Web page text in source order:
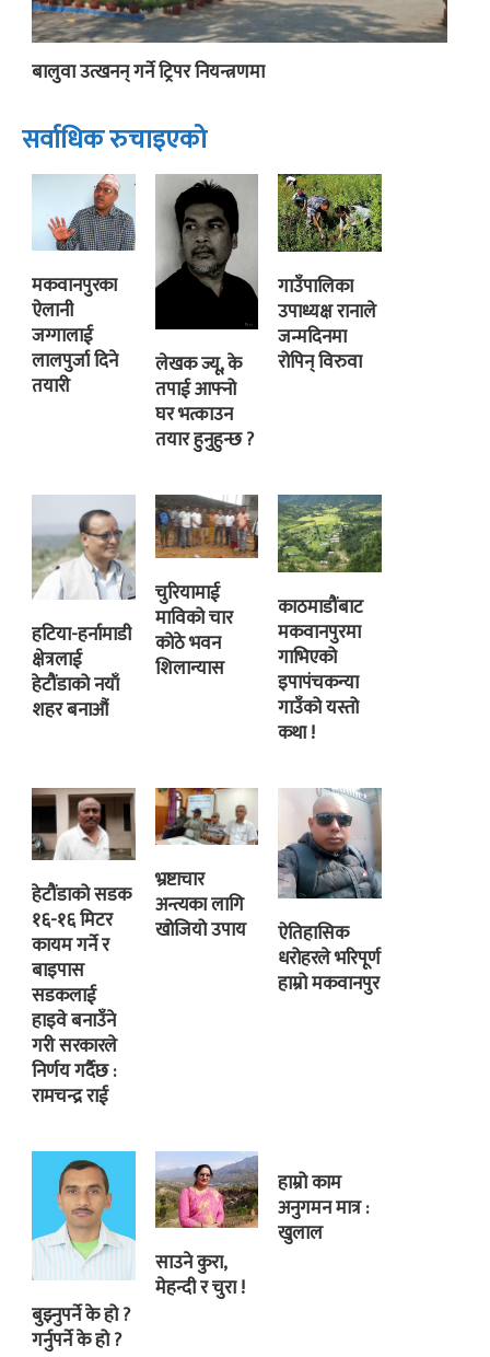
बालुवा उत्खनन् गर्ने ट्रिपर नियन्त्रणमा
सर्वाधिक रुचाइएको
मकवानपुरका
ऐलानी
जग्गालाई
लालपुर्जा दिने
तयारी
लेखक ज्यू, के
तपाई आफ्नो
घर भत्काउन
तयार हुनुहुन्छ ?
गाउँपालिका
उपाध्यक्ष रानाले
जन्मदिनमा
रोपिन् विरुवा
हटिया-हर्नामाडी
क्षेत्रलाई
हेटौंडाको नयाँ
शहर बनाऔं
चुरियामाई
माविको चार
कोठे भवन
शिलान्यास
काठमाडौंबाट
मकवानपुरमा
गाभिएको
इपापंचकन्या
गाउँको यस्तो
कथा !
हेटौंडाको सडक
१६-१६ मिटर
कायम गर्ने र
बाइपास
सडकलाई
हाइवे बनाउँने
गरी सरकारले
निर्णय गर्दैछ :
रामचन्द्र राई
भ्रष्टाचार
अन्त्यका लागि
खोजियो उपाय
ऐतिहासिक
धरोहरले भरिपूर्ण
हाम्रो मकवानपुर
बुझ्नुपर्ने के हो ?
गर्नुपर्ने के हो ?
साउने कुरा,
मेहन्दी र चुरा !
हाम्रो काम
अनुगमन मात्र :
खुलाल